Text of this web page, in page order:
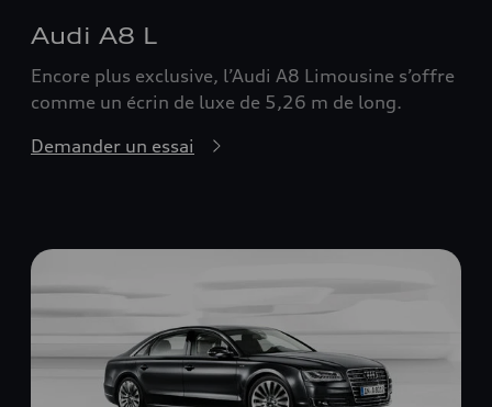
Audi A8 L
Encore plus exclusive, l’Audi A8 Limousine s’offre
comme un écrin de luxe de 5,26 m de long.
Demander un essai